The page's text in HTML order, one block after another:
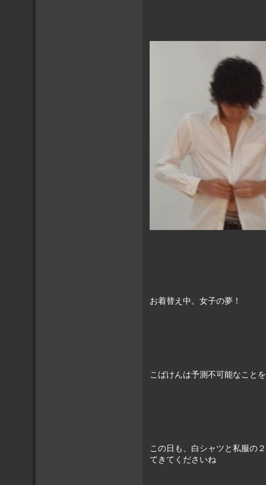
お着替え中。女子の夢！
こばけんは予測不可能なこと
この日も、白シャツと私服の
てきてくださいね